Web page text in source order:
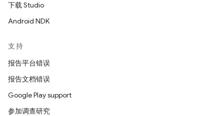
下载 Studio
Android NDK
支持
报告平台错误
报告文档错误
Google Play support
参加调查研究